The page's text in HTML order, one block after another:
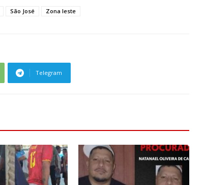
São José Zona leste
Telegram